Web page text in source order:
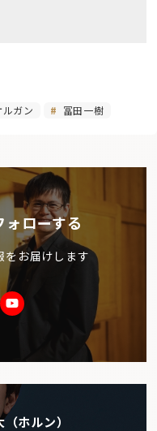
ルガン 冨田一樹
ローする
をお届けします
Youtube
ホルン）